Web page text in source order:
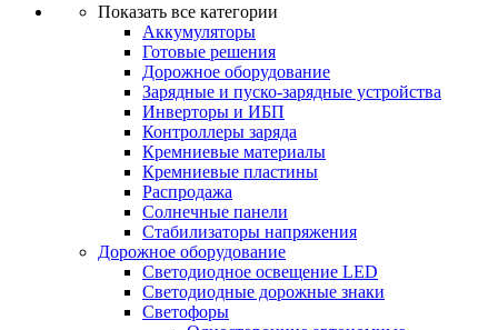
Показать все категории
Аккумуляторы
Готовые решения
Дорожное оборудование
Зарядные и пуско-зарядные устройства
Инверторы и ИБП
Контроллеры заряда
Кремниевые материалы
Кремниевые пластины
Распродажа
Солнечные панели
Стабилизаторы напряжения
Дорожное оборудование
Светодиодное освещение LED
Светодиодные дорожные знаки
Светофоры